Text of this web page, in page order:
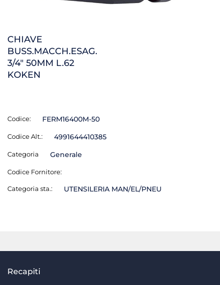
CHIAVE
BUSS.MACCH.ESAG.
3/4" 50MM L.62
KOKEN
Codice: FERM16400M-50
Codice Alt.: 4991644410385
Categoria Generale
Codice Fornitore:
Categoria sta.: UTENSILERIA MAN/EL/PNEU
Recapiti